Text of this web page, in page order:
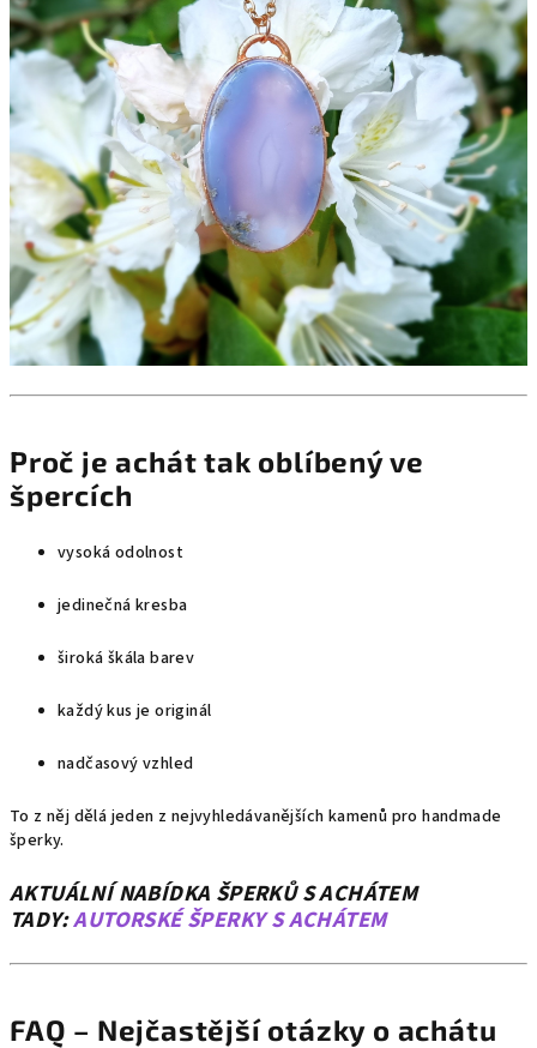
Proč je achát tak oblíbený ve
špercích
vysoká odolnost
jedinečná kresba
široká škála barev
každý kus je originál
nadčasový vzhled
To z něj dělá jeden z nejvyhledávanějších kamenů pro handmade
šperky.
AKTUÁLNÍ NABÍDKA ŠPERKŮ S ACHÁTEM
TADY:AUTORSKÉ ŠPERKY S ACHÁTEM
FAQ – Nejčastější otázky o achátu